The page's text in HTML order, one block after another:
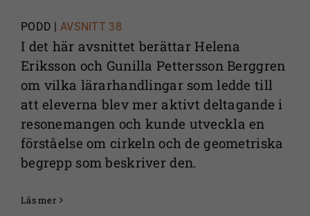
PODD | AVSNITT 38
I det här avsnittet berättar Helena
Eriksson och Gunilla Pettersson Berggren
om vilka lärarhandlingar som ledde till
att eleverna blev mer aktivt deltagande i
resonemangen och kunde utveckla en
förståelse om cirkeln och de geometriska
begrepp som beskriver den.
Läs mer